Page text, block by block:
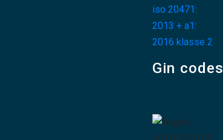
Gin codes